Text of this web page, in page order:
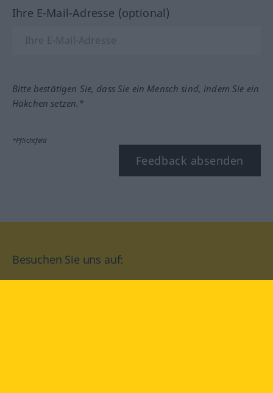
Ihre E-Mail-Adresse (optional)
Bitte bestätigen Sie, dass Sie ein Mensch sind, indem Sie ein
Häkchen setzen.*
*Pflichtfeld
Feedback absenden
Besuchen Sie uns auf: